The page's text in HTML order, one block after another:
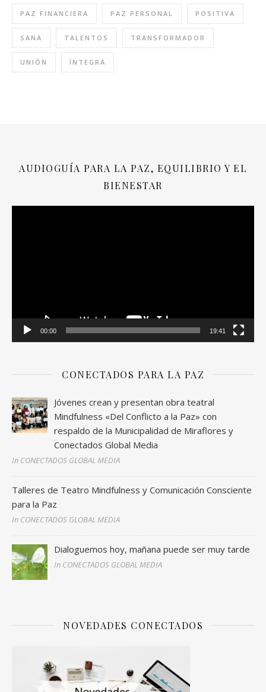
PAZ FINANCIERA PAZ PERSONAL POSITIVA
SANA TALENTOS TRANSFORMADOR
UNIÓN ÍNTEGRA
AUDIOGUÍA PARA LA PAZ, EQUILIBRIO Y EL
BIENESTAR
00:00 19:41
CONECTADOS PARA LA PAZ
Jóvenes crean y presentan obra teatral
Mindfulness «Del Conflicto a la Paz» con
respaldo de la Municipalidad de Miraflores y
Conectados Global Media
In CONECTADOS GLOBAL MEDIA
Talleres de Teatro Mindfulness y Comunicación Consciente
para la Paz
In CONECTADOS GLOBAL MEDIA
Dialoguemos hoy, mañana puede ser muy tarde
In CONECTADOS GLOBAL MEDIA
NOVEDADES CONECTADOS